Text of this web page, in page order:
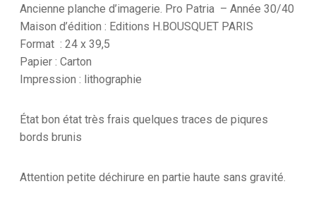
-
Editions
H.Bousquet
-
Paris
-
L'armée
à
Epoque
Ancienne planche d’imagerie. Pro Patria – Année 30/40
Maison d’édition : Editions H.BOUSQUET PARIS
Format : 24 x 39,5
Papier : Carton
Impression : lithographie
État bon état très frais quelques traces de piqures
bords brunis
Attention petite déchirure en partie haute sans gravité.